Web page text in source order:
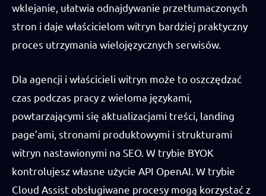
wklejanie, ułatwia odnajdywanie przetłumaczonych
stron i daje właścicielom witryn bardziej praktyczny
proces utrzymania wielojęzycznych serwisów.
Dla agencji i właścicieli witryn może to oszczędzać
czas podczas pracy z wieloma językami,
powtarzającymi się aktualizacjami treści, landing
page’ami, stronami produktowymi i strukturami
witryn nastawionymi na SEO. W trybie BYOK
kontrolujesz własne użycie API OpenAI. W trybie
Cloud Assist obsługiwane procesy mogą korzystać z